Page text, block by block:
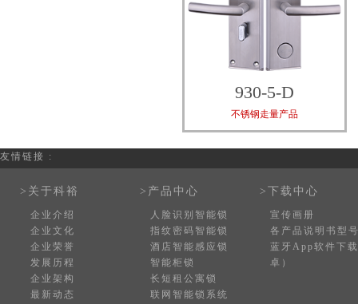
930-5-D
不锈钢走量产品
友情链接 :
>关于科裕
企业介绍
企业文化
企业荣誉
发展历程
企业架构
最新动态
>产品中心
人脸识别智能锁
指纹密码智能锁
酒店智能感应锁
智能柜锁
长短租公寓锁
联网智能锁系统
>下载中心
宣传画册
各产品说明书型
蓝牙App软件下
卓）